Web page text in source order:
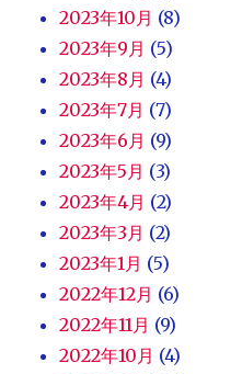
2023年10月 (8)
2023年9月 (5)
2023年8月 (4)
2023年7月 (7)
2023年6月 (9)
2023年5月 (3)
2023年4月 (2)
2023年3月 (2)
2023年1月 (5)
2022年12月 (6)
2022年11月 (9)
2022年10月 (4)